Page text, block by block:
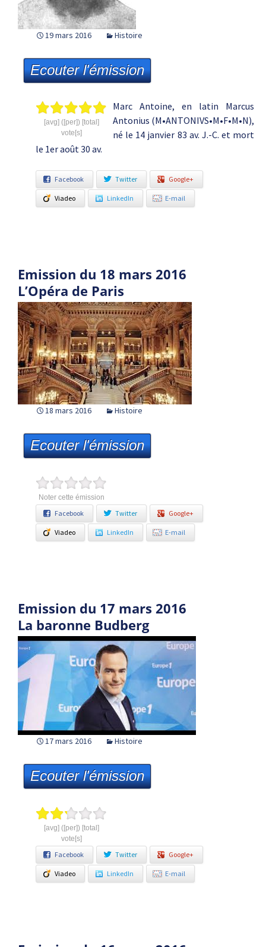
19 mars 2016 Histoire
Ecouter l'émission
[avg] ([per]) [total]
vote[s]
Marc Antoine, en latin Marcus
Antonius (M•ANTONIVS•M•F•M•N),
né le 14 janvier 83 av. J.-C. et mort
le 1er août 30 av.
Facebook Twitter Google+
Viadeo LinkedIn E-mail
Emission du 18 mars 2016
L’Opéra de Paris
18 mars 2016 Histoire
Ecouter l'émission
Noter cette émission
Facebook Twitter Google+
Viadeo LinkedIn E-mail
Emission du 17 mars 2016
La baronne Budberg
17 mars 2016 Histoire
Ecouter l'émission
[avg] ([per]) [total]
vote[s]
Facebook Twitter Google+
Viadeo LinkedIn E-mail